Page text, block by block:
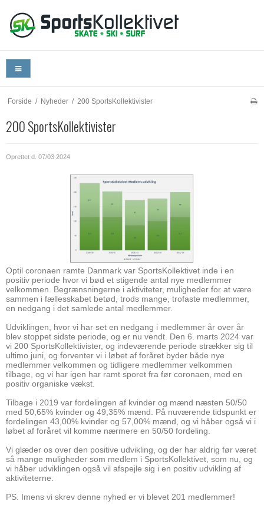
Forside / Nyheder / 200 SportsKollektivister
200 SportsKollektivister
Oprettet d. 07/03 2024
Optil coronaen ramte Danmark var SportsKollektivet inde i en
positiv periode hvor vi bød et stigende antal nye medlemmer
velkommen. Begrænsningerne i aktiviteter, muligheder for at være
sammen i fællesskabet betød, trods mange, trofaste medlemmer,
en nedgang i det samlede antal medlemmer.
Udviklingen, hvor vi har set en nedgang i medlemmer år over år
blev stoppet sidste periode, og er nu vendt. Den 6. marts 2024 var
vi 200 SportsKollektivister, og indeværende periode strækker sig til
ultimo juni, og forventer vi i løbet af foråret byder både nye
medlemmer velkommen og tidligere medlemmer velkommen
tilbage, og vi har igen har ramt sporet fra før coronaen, med en
positiv organiske vækst.
Tilbage i 2019 var fordelingen af kvinder og mænd næsten 50/50
med 50,65% kvinder og 49,35% mænd. På nuværende tidspunkt er
fordelingen 43,00% kvinder og 57,00% mænd, og vi håber også vi i
løbet af foråret vil komme nærmere en 50/50 fordeling.
Vi glæder os over den positive udvikling, og der har aldrig før været
så mange muligheder som medlem i SportsKollektivet, som nu, og
vi håber udviklingen også vil afspejle sig i en positiv udvikling af
aktiviteterne.
PS. Imens vi skrev denne nyhed er vi blevet 201 medlemmer!